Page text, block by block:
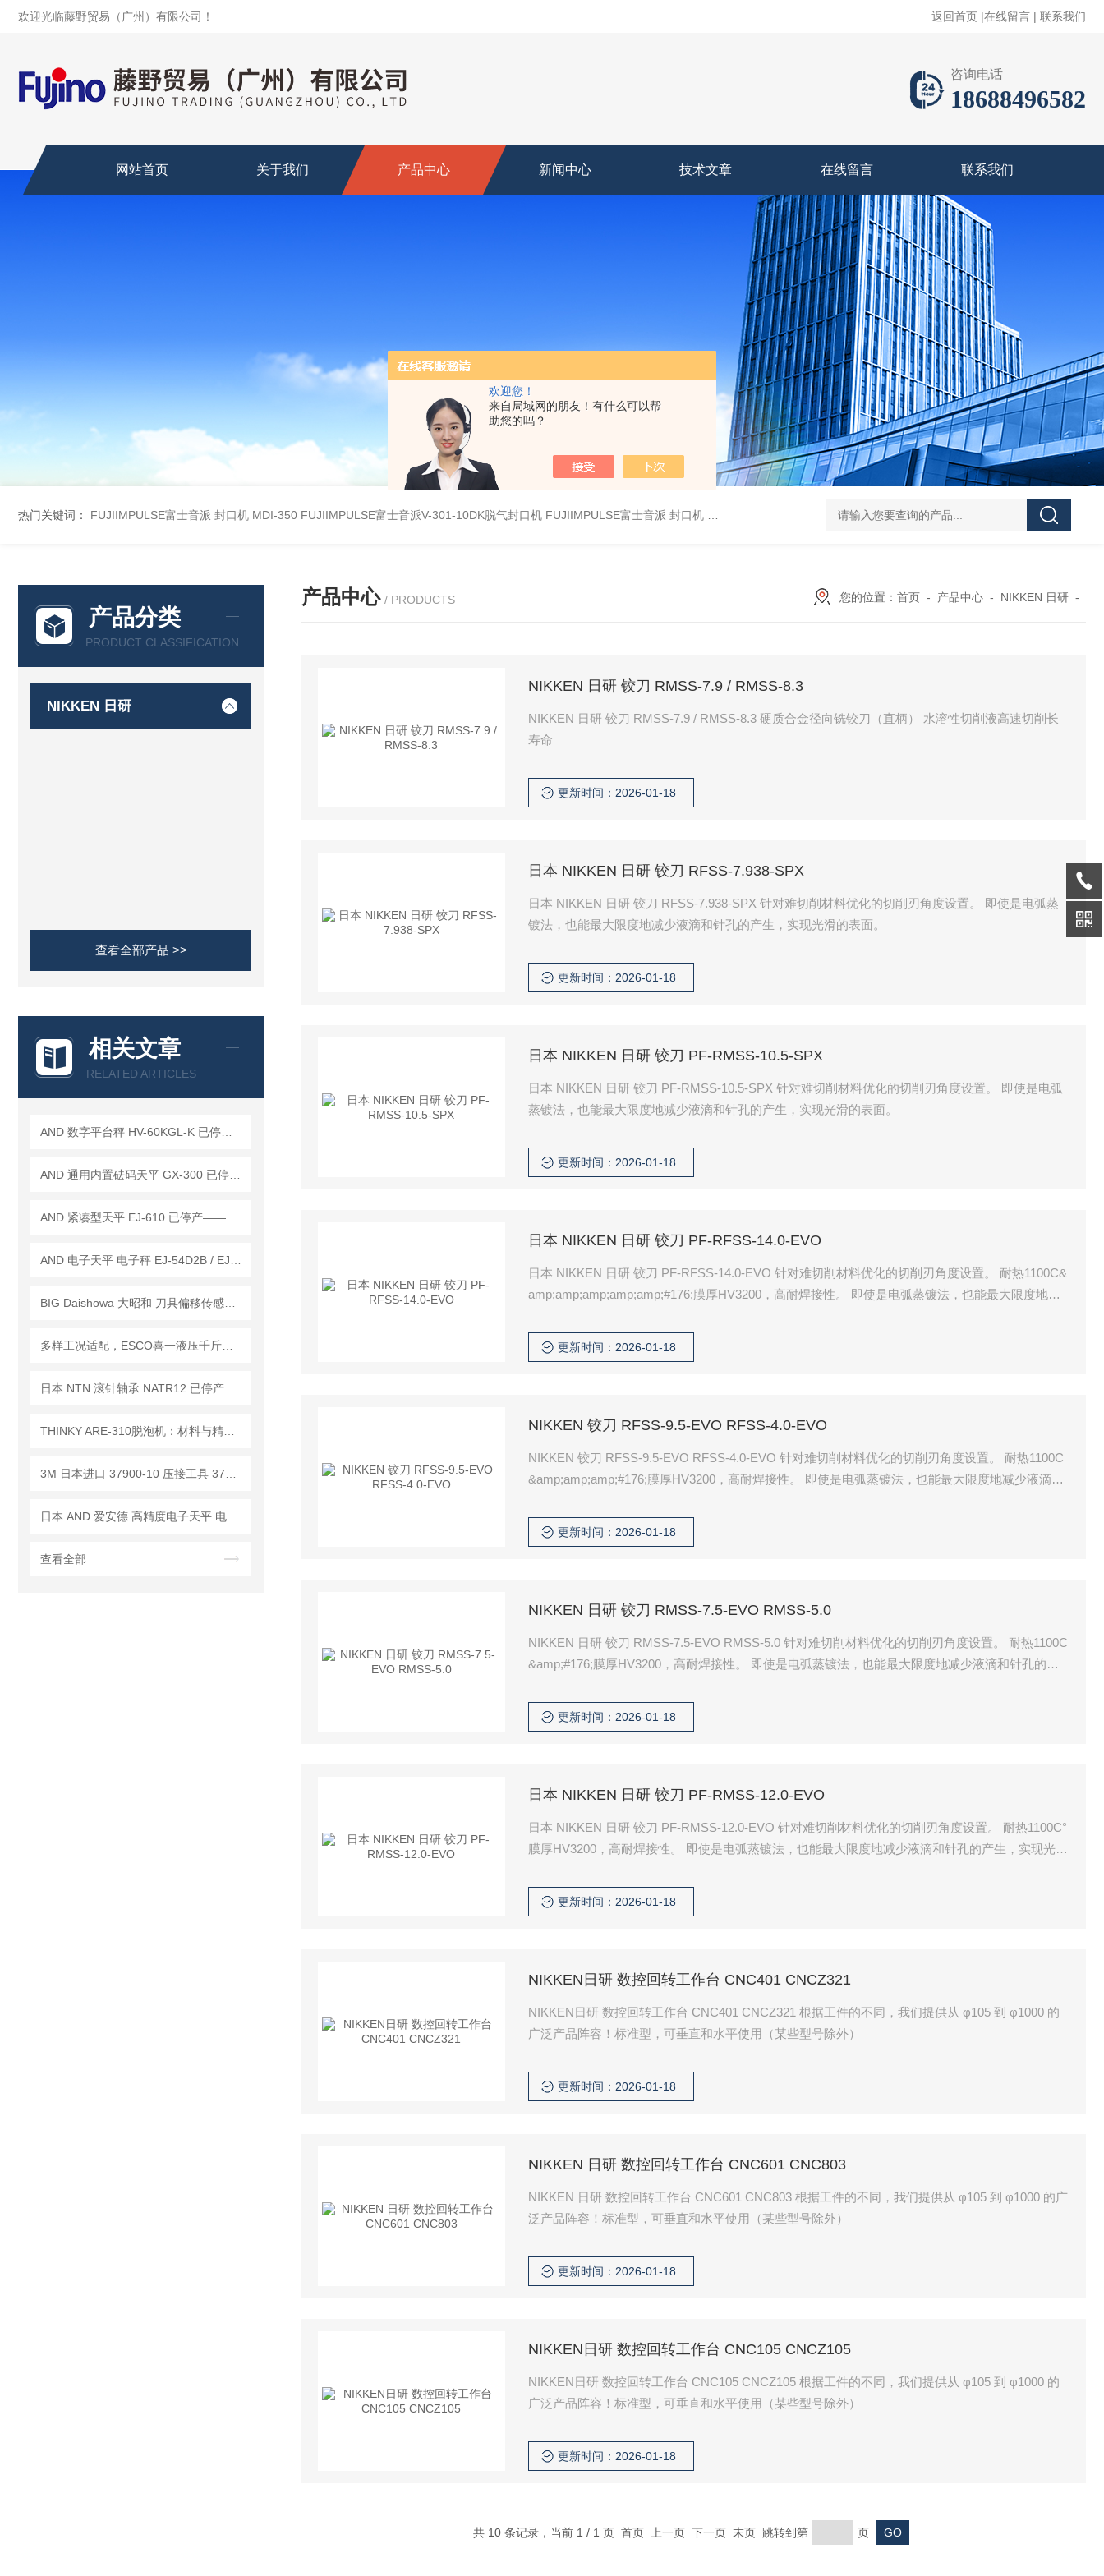
欢迎您！
来自局域网的朋友！有什么可以帮
助您的吗？
欢迎光临藤野贸易（广州）有限公司！ 返回首页 |在线留言 | 联系我们
咨询电话
18688496582
网站首页 关于我们 产品中心 新闻中心 技术文章 在线留言 联系我们
热门关键词： FUJIIMPULSE富士音派 封口机 MDI-350 FUJIIMPULSE富士音派V-301-10DK脱气封口机 FUJIIMPULSE富士音派 封口机 P-200 FUJ川IIMPULSE 富士音派 封口机 FA-600-5 FUJIIMPULSE富士音派
产品分类
PRODUCT CLASSIFICATION
NIKKEN 日研
查看全部产品 >>
相关文章
RELATED ARTICLES
查看全部
产品中心 / PRODUCTS 您的位置： 首页 - 产品中心 - NIKKEN 日研 -
NIKKEN 日研 铰刀 RMSS-7.9 / RMSS-8.3
NIKKEN 日研 铰刀 RMSS-7.9 / RMSS-8.3 硬质合金径向铣铰刀（直柄） 水溶性切削液高速切削长
寿命
更新时间：2026-01-18
日本 NIKKEN 日研 铰刀 RFSS-7.938-SPX
日本 NIKKEN 日研 铰刀 RFSS-7.938-SPX 针对难切削材料优化的切削刃角度设置。 即使是电弧蒸
镀法，也能最大限度地减少液滴和针孔的产生，实现光滑的表面。
更新时间：2026-01-18
日本 NIKKEN 日研 铰刀 PF-RMSS-10.5-SPX
日本 NIKKEN 日研 铰刀 PF-RMSS-10.5-SPX 针对难切削材料优化的切削刃角度设置。 即使是电弧
蒸镀法，也能最大限度地减少液滴和针孔的产生，实现光滑的表面。
更新时间：2026-01-18
日本 NIKKEN 日研 铰刀 PF-RFSS-14.0-EVO
日本 NIKKEN 日研 铰刀 PF-RFSS-14.0-EVO 针对难切削材料优化的切削刃角度设置。 耐热1100C&
amp;amp;amp;amp;amp;#176;膜厚HV3200，高耐焊接性。 即使是电弧蒸镀法，也能最大限度地减
更新时间：2026-01-18
NIKKEN 铰刀 RFSS-9.5-EVO RFSS-4.0-EVO
NIKKEN 铰刀 RFSS-9.5-EVO RFSS-4.0-EVO 针对难切削材料优化的切削刃角度设置。 耐热1100C
&amp;amp;amp;#176;膜厚HV3200，高耐焊接性。 即使是电弧蒸镀法，也能最大限度地减少液滴和
更新时间：2026-01-18
NIKKEN 日研 铰刀 RMSS-7.5-EVO RMSS-5.0
NIKKEN 日研 铰刀 RMSS-7.5-EVO RMSS-5.0 针对难切削材料优化的切削刃角度设置。 耐热1100C
&amp;#176;膜厚HV3200，高耐焊接性。 即使是电弧蒸镀法，也能最大限度地减少液滴和针孔的产
更新时间：2026-01-18
日本 NIKKEN 日研 铰刀 PF-RMSS-12.0-EVO
日本 NIKKEN 日研 铰刀 PF-RMSS-12.0-EVO 针对难切削材料优化的切削刃角度设置。 耐热1100C°
膜厚HV3200，高耐焊接性。 即使是电弧蒸镀法，也能最大限度地减少液滴和针孔的产生，实现光滑
更新时间：2026-01-18
NIKKEN日研 数控回转工作台 CNC401 CNCZ321
NIKKEN日研 数控回转工作台 CNC401 CNCZ321 根据工件的不同，我们提供从 φ105 到 φ1000 的
广泛产品阵容！标准型，可垂直和水平使用（某些型号除外）
更新时间：2026-01-18
NIKKEN 日研 数控回转工作台 CNC601 CNC803
NIKKEN 日研 数控回转工作台 CNC601 CNC803 根据工件的不同，我们提供从 φ105 到 φ1000 的广
泛产品阵容！标准型，可垂直和水平使用（某些型号除外）
更新时间：2026-01-18
NIKKEN日研 数控回转工作台 CNC105 CNCZ105
NIKKEN日研 数控回转工作台 CNC105 CNCZ105 根据工件的不同，我们提供从 φ105 到 φ1000 的
广泛产品阵容！标准型，可垂直和水平使用（某些型号除外）
更新时间：2026-01-18
共 10 条记录，当前 1 / 1 页 首页 上一页 下一页 末页 跳转到第 页